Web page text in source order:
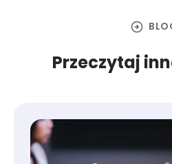
arrow_circle_right
Przeczytaj